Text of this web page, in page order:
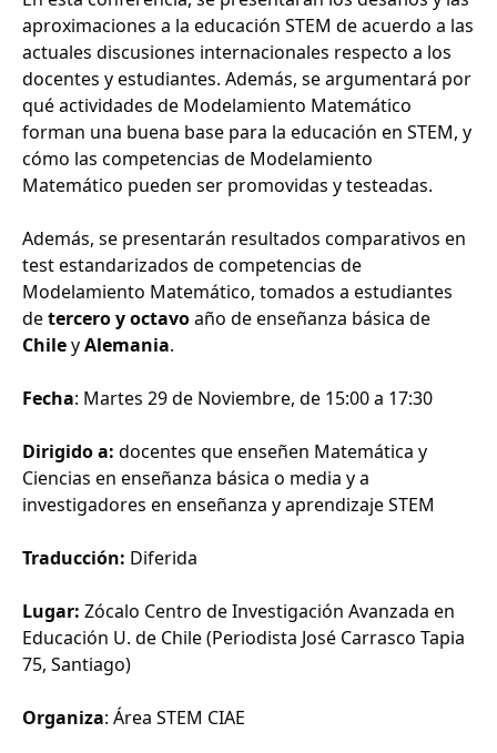
aproximaciones a la educación STEM de acuerdo a las
actuales discusiones internacionales respecto a los
docentes y estudiantes. Además, se argumentará por
qué actividades de Modelamiento Matemático
forman una buena base para la educación en STEM, y
cómo las competencias de Modelamiento
Matemático pueden ser promovidas y testeadas.
Además, se presentarán resultados comparativos en
test estandarizados de competencias de
Modelamiento Matemático, tomados a estudiantes
detercero y octavoaño de enseñanza básica de
ChileyAlemania.
Fecha: Martes 29 de Noviembre, de 15:00 a 17:30
Dirigido a: docentes que enseñen Matemática y
Ciencias en enseñanza básica o media y a
investigadores en enseñanza y aprendizaje STEM
Traducción: Diferida
Lugar: Zócalo Centro de Investigación Avanzada en
Educación U. de Chile (Periodista José Carrasco Tapia
75, Santiago)
Organiza: Área STEM CIAE